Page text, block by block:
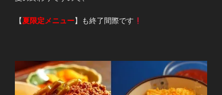
【夏限定メニュー】も終了間際です